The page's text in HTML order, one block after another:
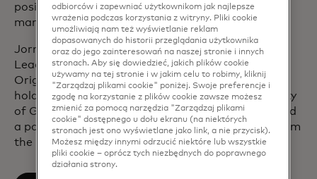
positions in product development, product
management and corporate strategy.
Jorn is a member of Mastercard’s Executive
Leadership Team and Management Committee.
Originally from Belgium, he resides in London. He
holds a degree in Roman Philology at the University
of Ghent and the Sapienza University of Rome, and
a post-graduate degree in business economics from
the University of Leuven.
odbiorców i zapewniać użytkownikom jak najlepsze
wrażenia podczas korzystania z witryny. Pliki cookie
umożliwiają nam też wyświetlanie reklam
dopasowanych do historii przeglądania użytkownika
oraz do jego zainteresowań na naszej stronie i innych
stronach. Aby się dowiedzieć, jakich plików cookie
używamy na tej stronie i w jakim celu to robimy, kliknij
"Zarządzaj plikami cookie" poniżej. Swoje preferencje i
zgodę na korzystanie z plików cookie zawsze możesz
zmienić za pomocą narzędzia "Zarządzaj plikami
cookie" dostępnego u dołu ekranu (na niektórych
stronach jest ono wyświetlane jako link, a nie przycisk).
Możesz między innymi odrzucić niektóre lub wszystkie
pliki cookie – oprócz tych niezbędnych do poprawnego
działania strony.